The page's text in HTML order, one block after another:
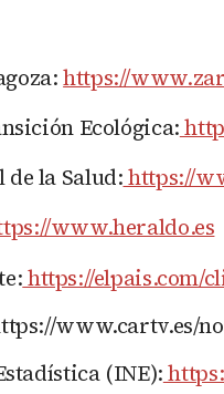
https://
Ecológica:
la Salud:https://
www.heraldo.es
https://elpais.com/
www.cartv.es/
(INE):